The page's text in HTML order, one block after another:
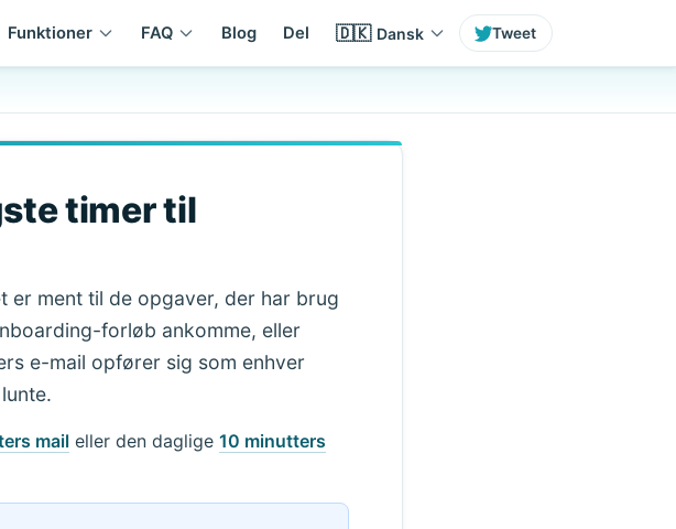
Funktioner FAQ Blog Del 🇩🇰 Dansk Tweet
timer til
er ment til de opgaver, der har brug
forløb ankomme, eller
e-mail opfører sig som enhver
mail eller den daglige 10 minutters